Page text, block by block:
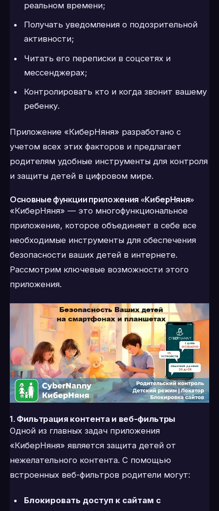
реальном времени;
Получать уведомления о подозрительной
активности;
Читать его переписки в соцсетях и
мессенджерах;
Контролировать кто и когда звонит вашему
ребенку.
Приложение «КиберНяня» разработано с
учетом всех этих факторов и предлагает
родителям удобные инструменты для контроля
и защиты детей в цифровом мире.
Основные функции приложения «КиберНяня»
«КиберНяня» — это многофункциональное
приложение, которое объединяет в себе все
необходимые инструменты для обеспечения
безопасности ваших детей в интернете.
Рассмотрим ключевые возможности этого
приложения.
1. Фильтрация контента и веб-фильтры
Одной из главных задач приложения
«КиберНяня» является защита детей от
нежелательного контента. С помощью
встроенных веб-фильтров родители могут:
Блокировать доступ к сайтам с